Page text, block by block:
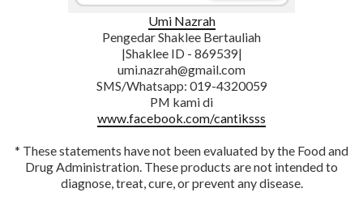
Umi Nazrah
Pengedar Shaklee Bertauliah
|Shaklee ID - 869539|
umi.nazrah@gmail.com
SMS/Whatsapp: 019-4320059
PM kami di
www.facebook.com/cantiksss
* These statements have not been evaluated by the Food and
Drug Administration. These products are not intended to
diagnose, treat, cure, or prevent any disease.